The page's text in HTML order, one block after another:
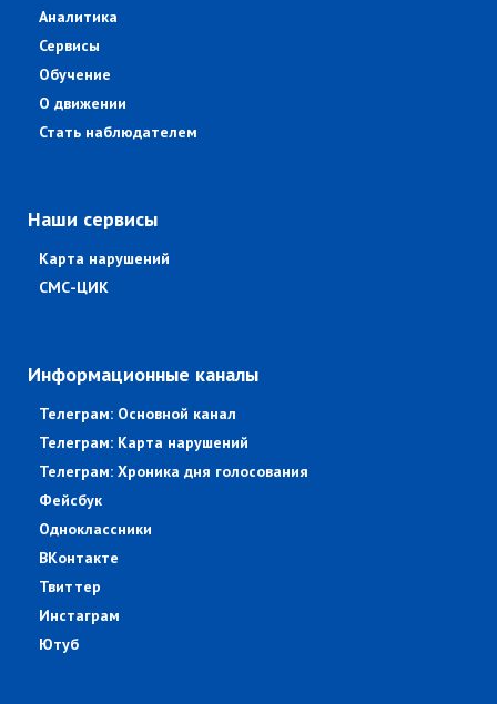
Аналитика
Сервисы
Обучение
О движении
Стать наблюдателем
Наши сервисы
Карта нарушений
СМС-ЦИК
Информационные каналы
Телеграм: Основной канал
Телеграм: Карта нарушений
Телеграм: Хроника дня голосования
Фейсбук
Одноклассники
ВКонтакте
Твиттер
Инстаграм
Ютуб